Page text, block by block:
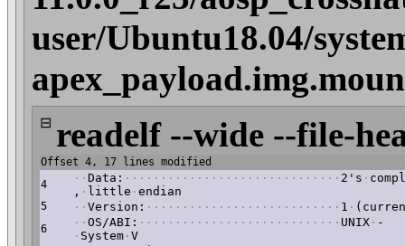
user/Ubuntu18.04/
⊟ readelf --wide --file-
Offset 4, 17 lines modified
4
· · Data: · · · · · · · · · · · · · · · · · · · · · · · · · · · · · · 2's ·
, · little · endian
5 · · Version: · · · · · · · · · · · · · · · · · · · · · · · · · · · 1 ·
6 · · OS/ABI: · · · · · · · · · · · · · · · · · · · · · · · · · · · · UNIX · -
· System · V